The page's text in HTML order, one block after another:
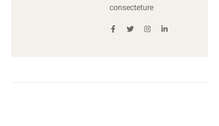
consecteture